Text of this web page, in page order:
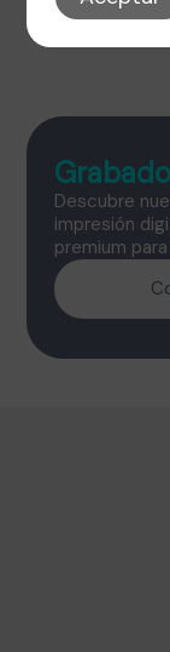
Descubre
impresión
premium